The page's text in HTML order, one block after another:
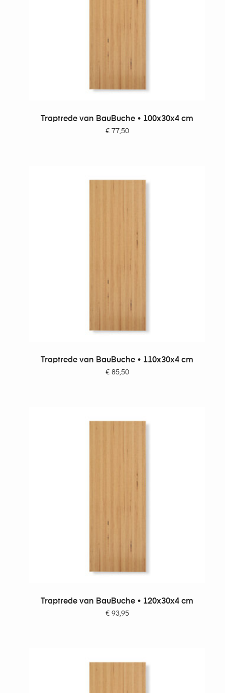
TOEVOEGEN AAN WINKELWAGEN
Traptrede van BauBuche • 100x30x4 cm
€77,50
TOEVOEGEN AAN WINKELWAGEN
Traptrede van BauBuche • 110x30x4 cm
€85,50
TOEVOEGEN AAN WINKELWAGEN
Traptrede van BauBuche • 120x30x4 cm
€93,95